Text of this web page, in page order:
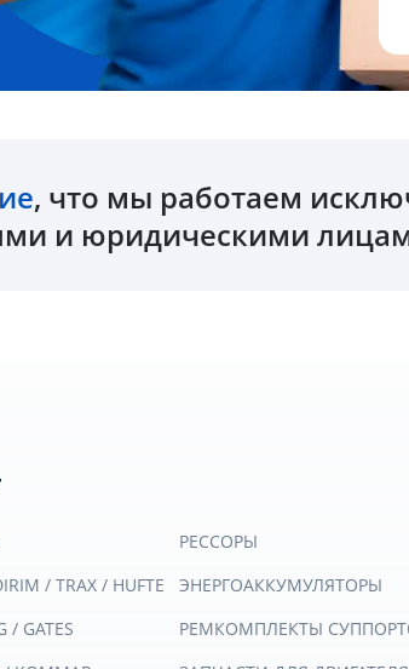
, что мы работаем
и юридическими
/ TRAX / HUFTE
/ GATES
РЕССОРЫ
ЭНЕРГОАККУМУЛЯТОРЫ
РЕМКОМПЛЕКТЫ